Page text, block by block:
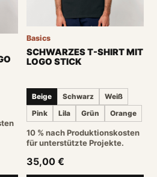
Basics
SCHWARZES T-SHIRT MIT
LOGO STICK
Beige Schwarz
Weiß
Pink
Lila Grün Orange
10 % nach Produktionskosten
für unterstützte Projekte.
35,00 €